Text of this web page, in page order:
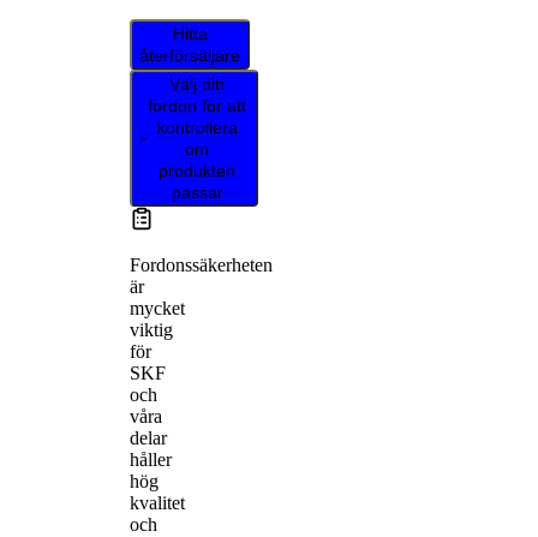
Hitta
återförsäljare
Välj ditt
fordon för att
kontrollera
om
produkten
passar
Fordonssäkerheten
är
mycket
viktig
för
SKF
och
våra
delar
håller
hög
kvalitet
och